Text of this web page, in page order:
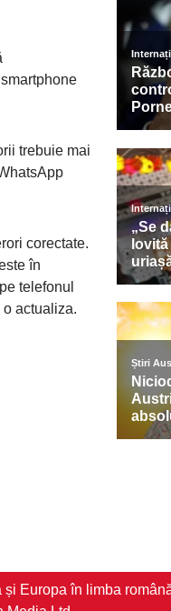
trebuie mai
corectate.
în
telefonul
actualiza.
Europa în limba